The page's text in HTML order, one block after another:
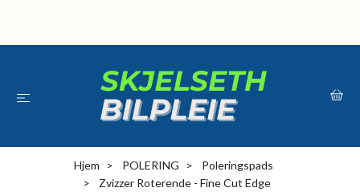
Hjem POLERING
Poleringspads
Zvizzer Roterende - Fine Cut Edge